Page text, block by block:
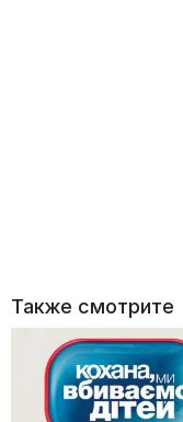
Также смотрите